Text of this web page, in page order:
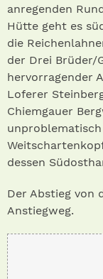
anregenden
Hütte geht es
die
der Drei Brüder/
hervorragender
Loferer
Chiemgauer
dessen
Der Abstieg von
Anstiegweg.